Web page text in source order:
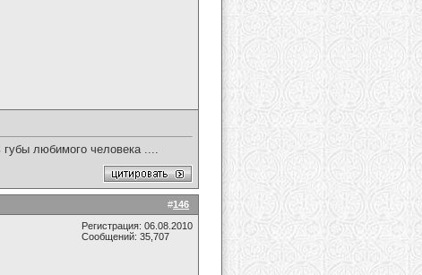
губы любимого человека ....
#146
Регистрация: 06.08.2010
Сообщений: 35,707